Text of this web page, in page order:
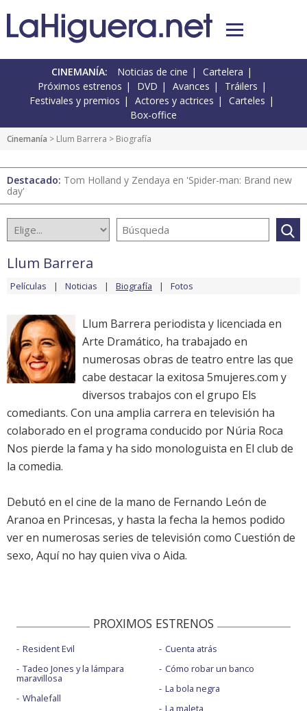
CINEMANÍA: Noticias de cine
Cartelera
Próximos estrenos
DVD Avances
Tráilers
Festivales y premios
Actores y actrices
Carteles
Box-office
Cinemanía > Llum Barrera > Biografía
Destacado: Tom Holland y Zendaya en 'Spider-man: Brand new
day'
Llum Barrera
Películas Noticias Biografía Fotos
Llum Barrera periodista y licenciada en
Arte Dramático, ha trabajado en
numerosas obras de teatro entre las que
cabe destacar la exitosa 5mujeres.com y
diversos trabajos con el grupo Els
comediants. Con una amplia carrera en televisión ha
colaborado en el programa conducido por Núria Roca
Nos pierde la fama y ha sido monologuista en El club de
la comedia.
Debutó en el cine de la mano de Fernando León de
Aranoa en Princesas, y hasta la fecha la hemos podido
ver en numerosas series de televisión como Cuestión de
sexo, Aquí no hay quien viva o Aida.
PROXIMOS ESTRENOS
Resident Evil
Tadeo Jones y la lámpara
maravillosa
Whalefall
Cuenta atrás
Cómo robar un banco
La bola negra
La maleta